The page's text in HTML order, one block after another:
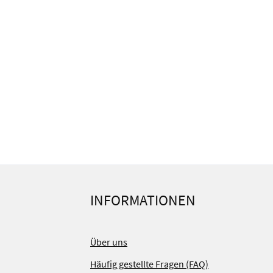
INFORMATIONEN
Über uns
Häufig gestellte Fragen (FAQ)